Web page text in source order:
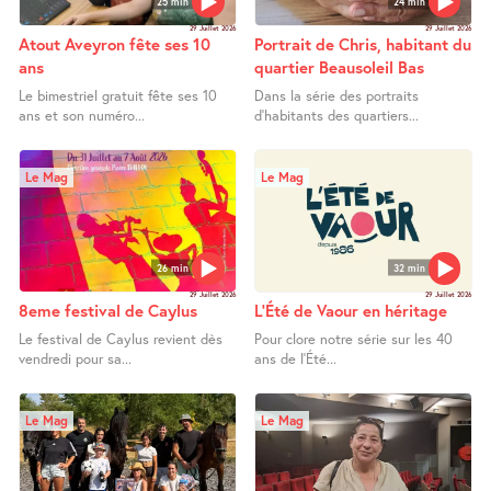
29 Juillet 2026
Atout Aveyron fête ses 10
ans
Le bimestriel gratuit fête ses 10
ans et son numéro...
29 Juillet 2026
Portrait de Chris, habitant du
quartier Beausoleil Bas
Dans la série des portraits
d’habitants des quartiers...
26 min
Le Mag
29 Juillet 2026
8eme festival de Caylus
Le festival de Caylus revient dès
vendredi pour sa...
32 min
Le Mag
29 Juillet 2026
L’Été de Vaour en héritage
Pour clore notre série sur les 40
ans de l’Été...
Le Mag Le Mag